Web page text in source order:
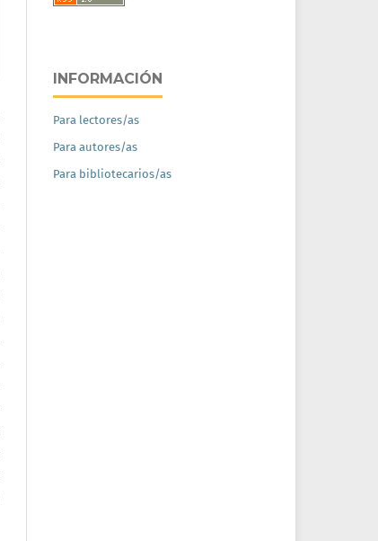
INFORMACIÓN
Para lectores/as
Para autores/as
Para bibliotecarios/as